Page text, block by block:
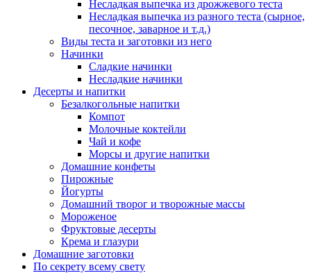
Несладкая выпечка из дрожжевого теста
Несладкая выпечка из разного теста (сырное,
песочное, заварное и т.д.)
Виды теста и заготовки из него
Начинки
Сладкие начинки
Несладкие начинки
Десерты и напитки
Безалкогольные напитки
Компот
Молочные коктейли
Чай и кофе
Морсы и другие напитки
Домашние конфеты
Пирожные
Йогурты
Домашний творог и творожные массы
Мороженое
Фруктовые десерты
Крема и глазури
Домашние заготовки
По секрету всему свету